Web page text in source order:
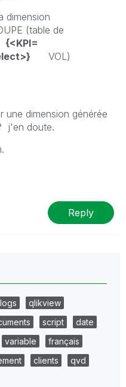
dimension
(table de
{<KPI=
VOL)
une dimension générée
j'en doute.
Reply
qlikview
script
date
variable
français
clients
qvd